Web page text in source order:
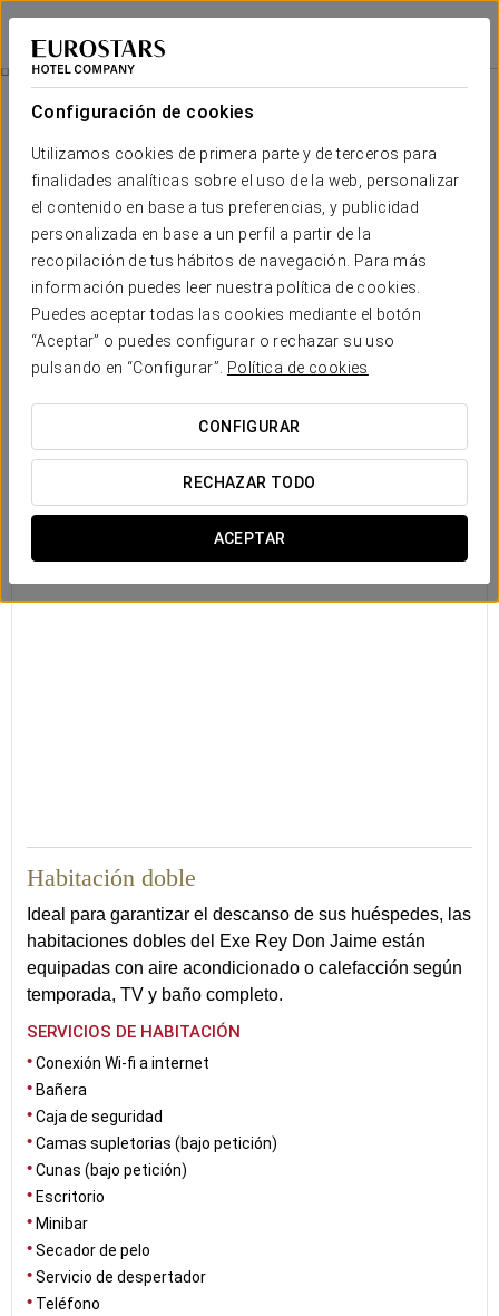
Configuración de cookies
Utilizamos cookies de primera parte y de terceros para
finalidades analíticas sobre el uso de la web, personalizar
el contenido en base a tus preferencias, y publicidad
personalizada en base a un perfil a partir de la
recopilación de tus hábitos de navegación. Para más
información puedes leer nuestra política de cookies.
Puedes aceptar todas las cookies mediante el botón
“Aceptar” o puedes configurar o rechazar su uso
pulsando en “Configurar”.
Política de cookies
CONFIGURAR
RECHAZAR TODO
ACEPTAR
Exe Rey Don Jaime
VALENCIA
Habitaciones
Habitaciones
El confort y descanso que necesitas
Las 319 habitaciones del Exe Rey Don Jaime destacan por su
diseño acogedor y su ambiente relajante, ideal para descansar tras
un día en la ciudad. Espacios luminosos, decorados con elegancia y
equipados con todo lo necesario para una estancia cómoda y
placentera.
Habitaciones
Caja de seguridad Minibar
Servicio de
Habitación doble
Ideal para garantizar el descanso de sus huéspedes, las
habitaciones dobles del Exe Rey Don Jaime están
equipadas con aire acondicionado o calefacción según
temporada, TV y baño completo.
SERVICIOS DE HABITACIÓN
Conexión Wi-fi a internet
Bañera
Caja de seguridad
Camas supletorias (bajo petición)
Cunas (bajo petición)
Escritorio
Minibar
Secador de pelo
Servicio de despertador
Teléfono